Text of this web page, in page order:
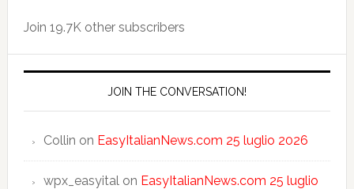
Join 19.7K other subscribers
JOIN THE CONVERSATION!
Collin on EasyItalianNews.com 25 luglio 2026
wpx_easyitalon EasyItalianNews.com 25 luglio